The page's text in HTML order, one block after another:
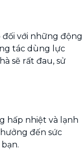
với những động
tác dùng lực
sẽ rất đau, sử
hấp nhiệt và lạnh
đến sức